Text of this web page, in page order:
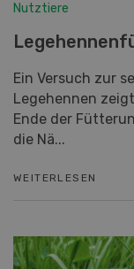
Nutztiere
Ein Versuch zur
Legehennen
Ende der
die Nä...
WEITERLESEN